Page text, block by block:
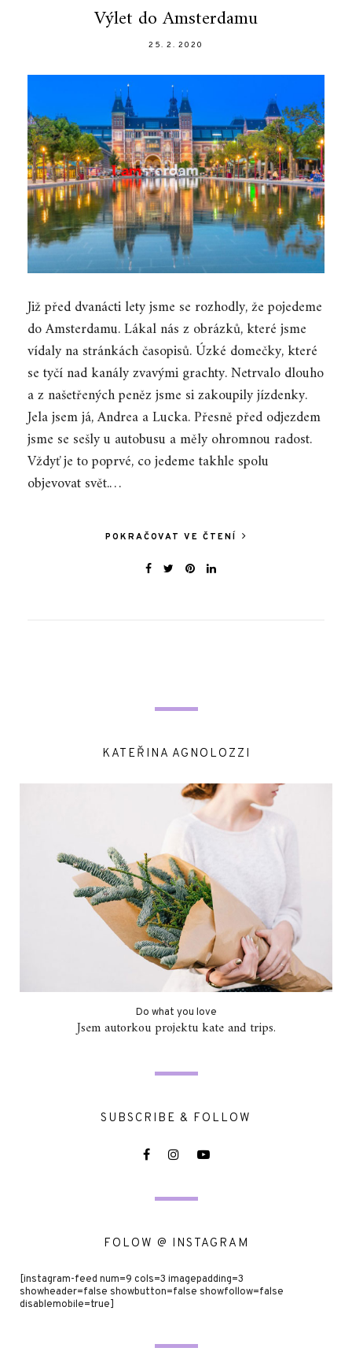
Výlet do Amsterdamu
25. 2. 2020
Již před dvanácti lety jsme se rozhodly, že pojedeme
do Amsterdamu. Lákal nás z obrázků, které jsme
vídaly na stránkách časopisů. Úzké domečky, které
se tyčí nad kanály zvavými grachty. Netrvalo dlouho
a z našetřených peněz jsme si zakoupily jízdenky.
Jela jsem já, Andrea a Lucka. Přesně před odjezdem
jsme se sešly u autobusu a měly ohromnou radost.
Vždyť je to poprvé, co jedeme takhle spolu
objevovat svět.…
POKRAČOVAT VE ČTENÍ
KATEŘINA AGNOLOZZI
Do what you love
Jsem autorkou projektu kate and trips.
SUBSCRIBE & FOLLOW
FOLOW @ INSTAGRAM
[instagram-feed num=9 cols=3 imagepadding=3
showheader=false showbutton=false showfollow=false
disablemobile=true]